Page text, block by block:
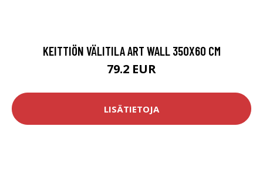
KEITTIÖN VÄLITILA ART WALL 350X60 CM
79.2 EUR
LISÄTIETOJA